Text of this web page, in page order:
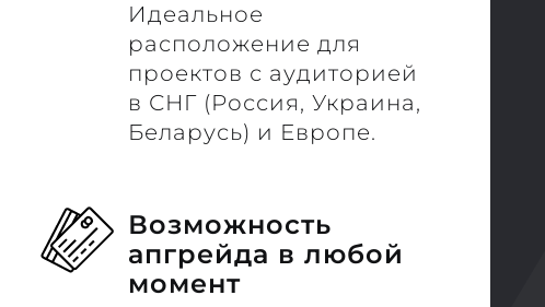
Идеальное
расположение для
проектов с аудиторией
в СНГ (Россия, Украина,
Беларусь) и Европе.
Возможность
апгрейда в любой
момент